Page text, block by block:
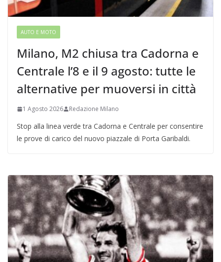
AUTO E MOTO
Milano, M2 chiusa tra Cadorna e
Centrale l’8 e il 9 agosto: tutte le
alternative per muoversi in città
1 Agosto 2026 Redazione Milano
Stop alla linea verde tra Cadorna e Centrale per consentire
le prove di carico del nuovo piazzale di Porta Garibaldi.